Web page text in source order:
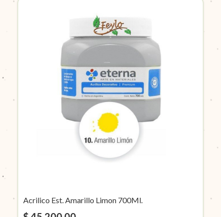
Acrilico Est. Amarillo Limon 700Ml.